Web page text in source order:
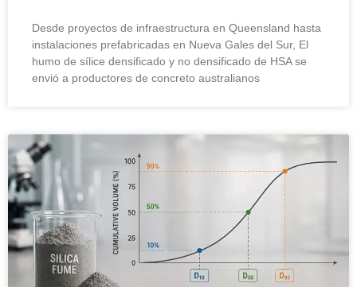
Desde proyectos de infraestructura en Queensland hasta
instalaciones prefabricadas en Nueva Gales del Sur, El
humo de sílice densificado y no densificado de HSA se
envió a productores de concreto australianos